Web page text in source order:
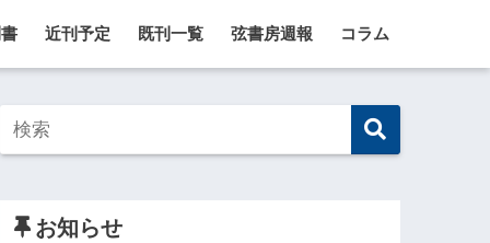
近刊予定 既刊一覧 弦書房週報 コラム
お知らせ